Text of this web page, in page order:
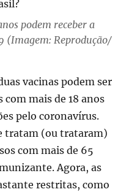
podem receber a
(Imagem: Reprodução/
vacinas podem ser
mais de 18 anos
pelo coronavírus.
tratam (ou trataram)
com mais de 65
Agora, as
restritas, como